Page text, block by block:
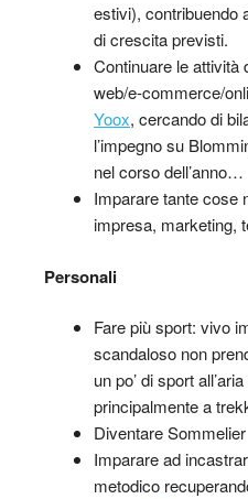
estivi), contribuendo
di crescita previsti.
Continuare le attività
web/e-commerce/
Yoox, cercando di
l’impegno su
nel corso dell’anno…
Imparare tante cose
impresa, marketing,
Personali
Fare più sport: vivo
scandaloso non
un po’ di sport
principalmente a
Diventare Sommelier
Imparare ad
metodico